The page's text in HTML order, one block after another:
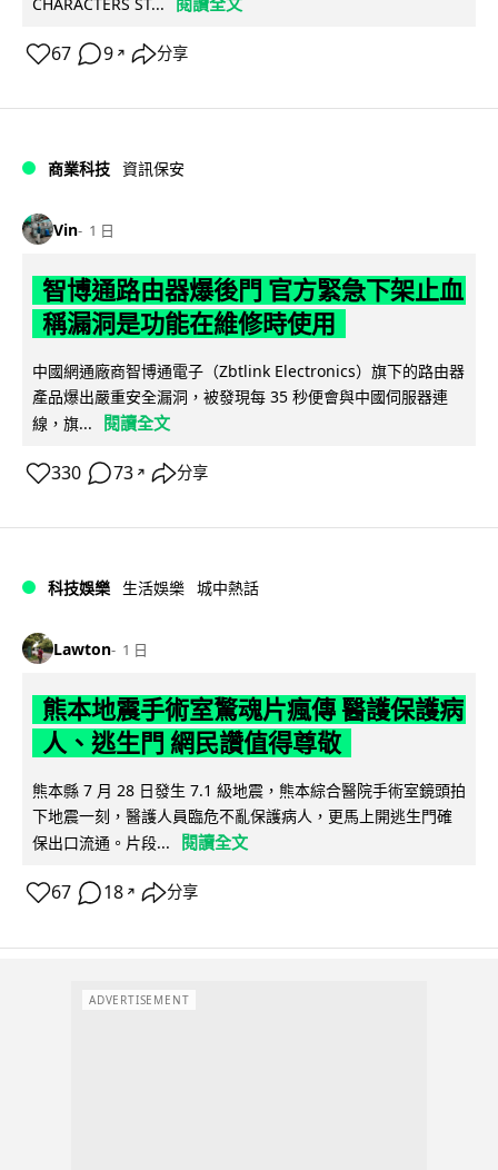
67 9 ↗ 分享
商業科技 資訊保安
Vin 1 日
智博通路由器爆後門 官方緊急下架止血
稱漏洞是功能在維修時使用
中國網通廠商智博通電子（Zbtlink Electronics）旗下的路由器
產品爆出嚴重安全漏洞，被發現每 35 秒便會與中國伺服器連
線，旗...
閱讀全文
330 73 ↗ 分享
科技娛樂 生活娛樂 城中熱話
Lawton 1 日
熊本地震手術室驚魂片瘋傳 醫護保護病
人、逃生門 網民讚值得尊敬
熊本縣 7 月 28 日發生 7.1 級地震，熊本綜合醫院手術室鏡頭拍
下地震一刻，醫護人員臨危不亂保護病人，更馬上開逃生門確
保出口流通。片段...
閱讀全文
67 18 ↗ 分享
ADVERTISEMENT